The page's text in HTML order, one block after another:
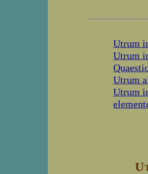
Utrum
Utrum
Utrum
Utrum